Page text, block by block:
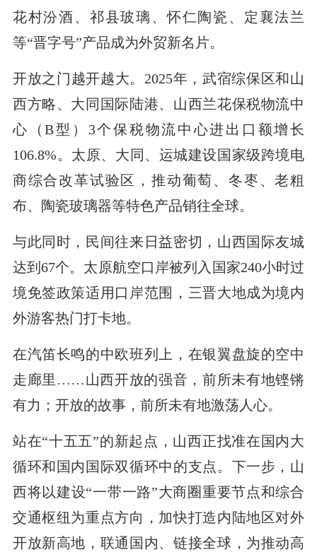
花村汾酒、祁县玻璃、怀仁陶瓷、定襄法兰
等“晋字号”产品成为外贸新名片。
开放之门越开越大。2025年，武宿综保区和山
西方略、大同国际陆港、山西兰花保税物流中
心（B型）3个保税物流中心进出口额增长
106.8%。太原、大同、运城建设国家级跨境电
商综合改革试验区，推动葡萄、冬枣、老粗
布、陶瓷玻璃器等特色产品销往全球。
与此同时，民间往来日益密切，山西国际友城
达到67个。太原航空口岸被列入国家240小时过
境免签政策适用口岸范围，三晋大地成为境内
外游客热门打卡地。
在汽笛长鸣的中欧班列上，在银翼盘旋的空中
走廊里……山西开放的强音，前所未有地铿锵
有力；开放的故事，前所未有地激荡人心。
站在“十五五”的新起点，山西正找准在国内大
循环和国内国际双循环中的支点。下一步，山
西将以建设“一带一路”大商圈重要节点和综合
交通枢纽为重点方向，加快打造内陆地区对外
开放新高地，联通国内、链接全球，为推动高